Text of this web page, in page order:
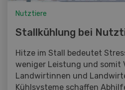
Nutztiere
Stallkühlung bei
Hitze im Stall bedeutet
weniger Leistung und somit
Landwirtinnen und
Kühlsysteme schaffen